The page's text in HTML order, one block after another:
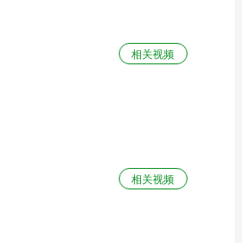
相关视频
相关视频